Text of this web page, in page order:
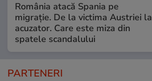
România atacă Spania pe
migrație. De la victima Austriei la
acuzator. Care este miza din
spatele scandalului
PARTENERI